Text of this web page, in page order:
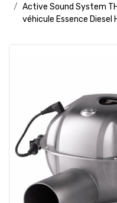
Active Sound System
véhicule Essence Diesel